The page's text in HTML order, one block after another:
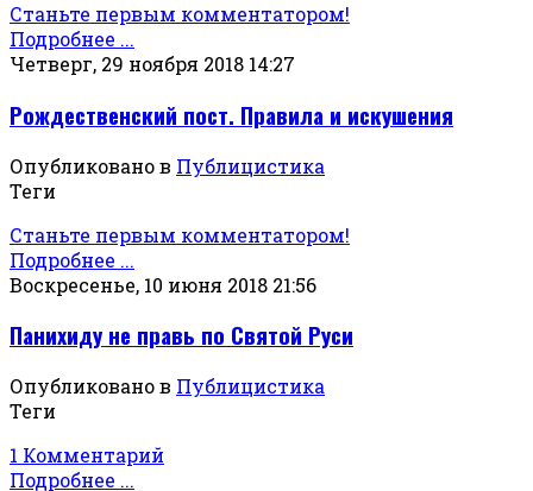
Станьте первым комментатором!
Подробнее ...
Четверг, 29 ноября 2018 14:27
Рождественский пост. Правила и искушения
Опубликовано в Публицистика
Теги
Станьте первым комментатором!
Подробнее ...
Воскресенье, 10 июня 2018 21:56
Панихиду не правь по Святой Руси
Опубликовано в Публицистика
Теги
1 Комментарий
Подробнее ...